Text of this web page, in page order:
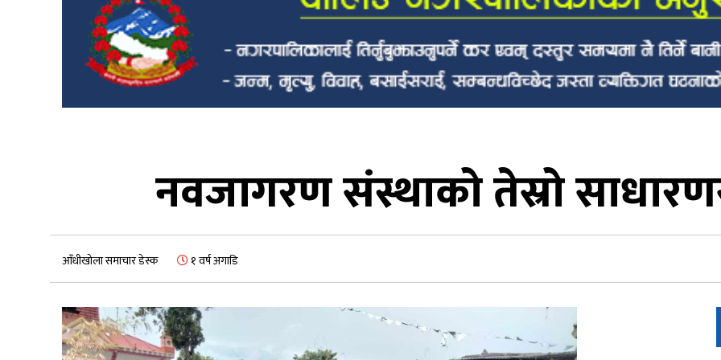
नवजागरण संस्थाको तेस्रो
आँधीखोला समाचार डेस्क १ वर्ष अगाडि